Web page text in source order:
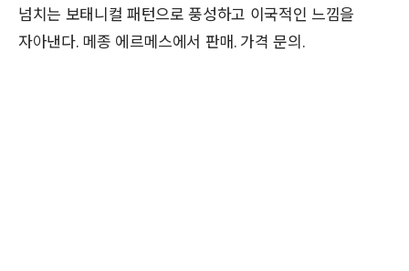
넘치는 보태니컬 패턴으로 풍성하고 이국적인 느낌을
자아낸다. 메종 에르메스에서 판매. 가격 문의.